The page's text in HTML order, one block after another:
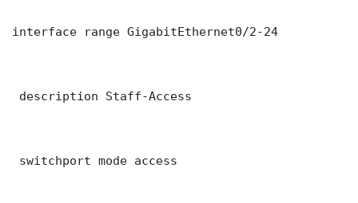
interface range GigabitEthernet0/2-24
description Staff-Access
switchport mode access